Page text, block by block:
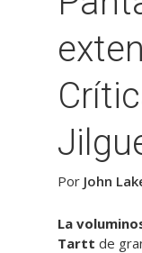
Por John
La
Tartt de